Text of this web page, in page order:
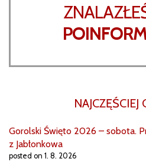
NAJCZĘŚCIEJ
Gorolski Święto 2026 – sobota.
z Jabłonkowa
posted on 1. 8. 2026